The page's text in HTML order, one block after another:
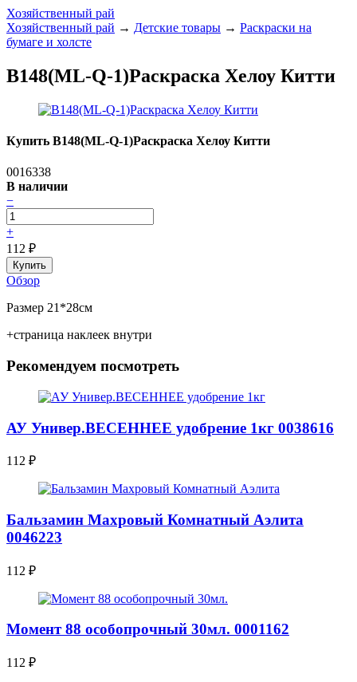
Хозяйственный рай
Хозяйственный рай → Детские товары → Раскраски на
бумаге и холсте
В148(ML-Q-1)Раскраска Хелоу Китти
Купить В148(ML-Q-1)Раскраска Хелоу Китти
0016338
В наличии
−
+
112 ₽
Обзор
Размер 21*28см
+страница наклеек внутри
Рекомендуем посмотреть
АУ Универ.ВЕСЕННЕЕ удобрение 1кг 0038616
112 ₽
Бальзамин Махровый Комнатный Аэлита
0046223
112 ₽
Момент 88 особопрочный 30мл. 0001162
112 ₽